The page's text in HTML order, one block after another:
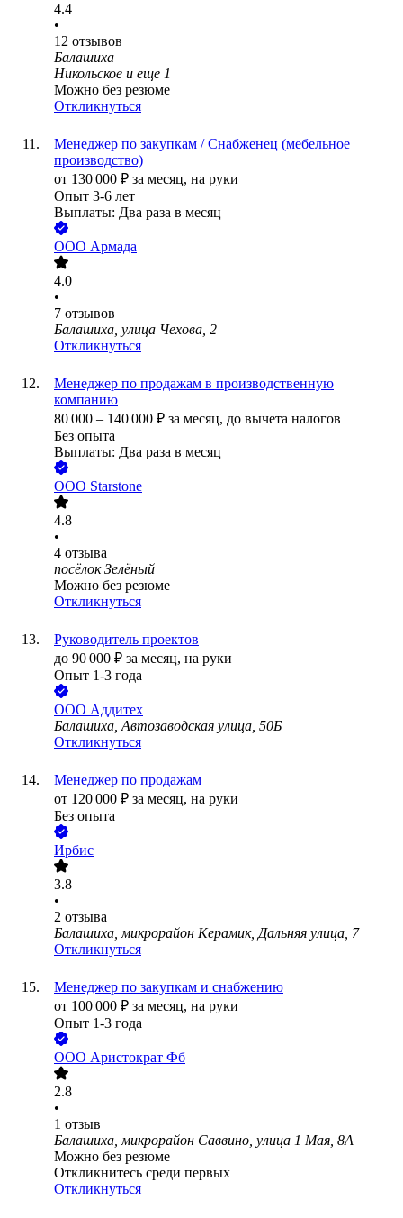
4.4
•
12 отзывов
Балашиха
Никольское и еще 1
Можно без резюме
Откликнуться
Менеджер по закупкам / Снабженец (мебельное
производство)
от 130 000 ₽ за месяц, на руки
Опыт 3-6 лет
Выплаты: Два раза в месяц
ООО Армада
4.0
•
7 отзывов
Балашиха, улица Чехова, 2
Откликнуться
Менеджер по продажам в производственную
компанию
80 000 – 140 000 ₽ за месяц, до вычета налогов
Без опыта
Выплаты: Два раза в месяц
ООО Starstone
4.8
•
4 отзыва
посёлок Зелёный
Можно без резюме
Откликнуться
Руководитель проектов
до 90 000 ₽ за месяц, на руки
Опыт 1-3 года
ООО Аддитех
Балашиха, Автозаводская улица, 50Б
Откликнуться
Менеджер по продажам
от 120 000 ₽ за месяц, на руки
Без опыта
Ирбис
3.8
•
2 отзыва
Балашиха, микрорайон Керамик, Дальняя улица, 7
Откликнуться
Менеджер по закупкам и снабжению
от 100 000 ₽ за месяц, на руки
Опыт 1-3 года
ООО Аристократ Фб
2.8
•
1 отзыв
Балашиха, микрорайон Саввино, улица 1 Мая, 8А
Можно без резюме
Откликнитесь среди первых
Откликнуться